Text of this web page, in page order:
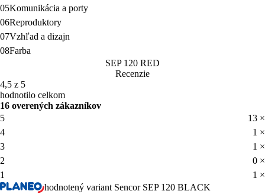
05Komunikácia a porty
06Reproduktory
07Vzhľad a dizajn
08Farba
SEP 120 RED
Recenzie
4,5 z 5
hodnotilo celkom
16 overených zákazníkov
5
13 ×
4
1 ×
3
1 ×
2
0 ×
1
1 ×
hodnotený variant Sencor SEP 120 BLACK